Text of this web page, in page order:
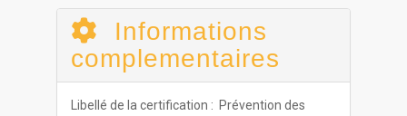
Informations
complementaires
Libellé de la certification : Prévention des